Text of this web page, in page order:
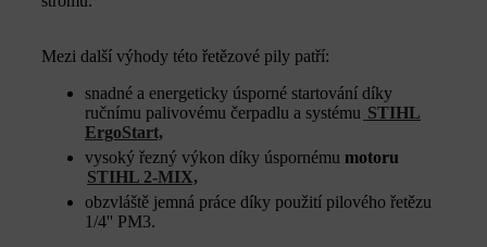
Mezi další výhody této řetězové pily patří:
snadné a energeticky úsporné startování díky
ručnímu palivovému čerpadlu a systému STIHL
ErgoStart,
vysoký řezný výkon díky úspornému motoru
STIHL 2-MIX,
obzvláště jemná práce díky použití pilového řetězu
1/4'' PM3.